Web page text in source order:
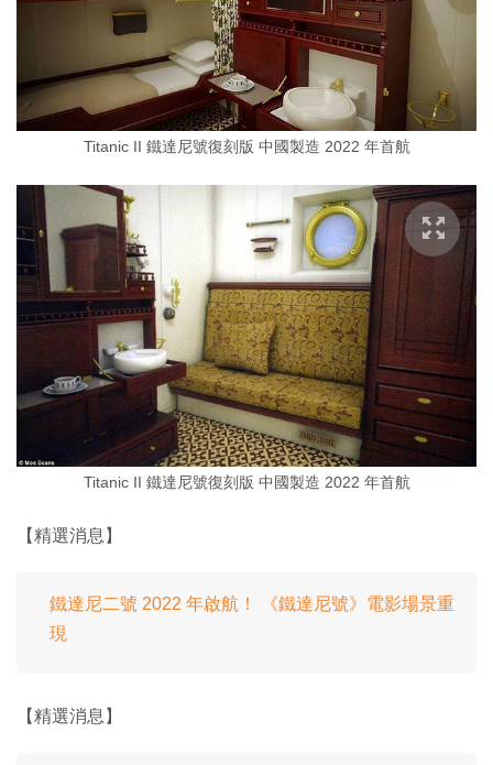
Titanic II 鐵達尼號復刻版 中國製造 2022 年首航
Titanic II 鐵達尼號復刻版 中國製造 2022 年首航
【精選消息】
鐵達尼二號 2022 年啟航！ 《鐵達尼號》電影場景重
現
【精選消息】